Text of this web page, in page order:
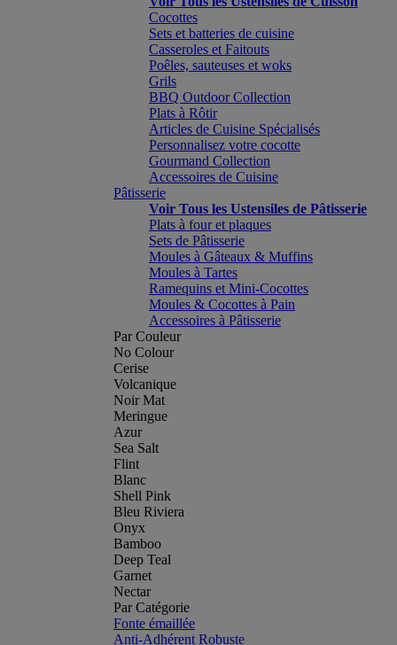
Cocottes
Sets et batteries de cuisine
Casseroles et Faitouts
Poêles, sauteuses et woks
Grils
BBQ Outdoor Collection
Plats à Rôtir
Articles de Cuisine Spécialisés
Personnalisez votre cocotte
Gourmand Collection
Accessoires de Cuisine
Pâtisserie
Voir Tous les Ustensiles de Pâtisserie
Plats à four et plaques
Sets de Pâtisserie
Moules à Gâteaux & Muffins
Moules à Tartes
Ramequins et Mini-Cocottes
Moules & Cocottes à Pain
Accessoires à Pâtisserie
Par Couleur
No Colour
Cerise
Volcanique
Noir Mat
Meringue
Azur
Sea Salt
Flint
Blanc
Shell Pink
Bleu Riviera
Onyx
Bamboo
Deep Teal
Garnet
Nectar
Par Catégorie
Fonte émaillée
Anti-Adhérent Robuste